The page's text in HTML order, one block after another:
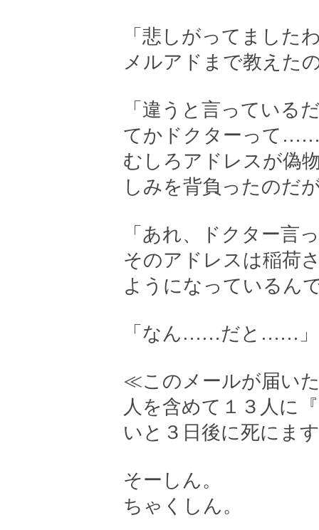
「悲しがってました
メルアドまで教えた
「違うと言っている
てかドクターって
むしろアドレスが偽
しみを背負ったのだ
「あれ、ドクター言
そのアドレスは稲荷
ようになっているん
「なん……だと……」
≪このメールが届い
人を含めて１３人に
いと３日後に死にま
そーしん。
ちゃくしん。